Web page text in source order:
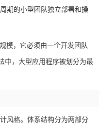
期的小型团队独立部署和操
模，它必须由一个开发团队
中，大型应用程序被划分为最
风格。体系结构分为两部分